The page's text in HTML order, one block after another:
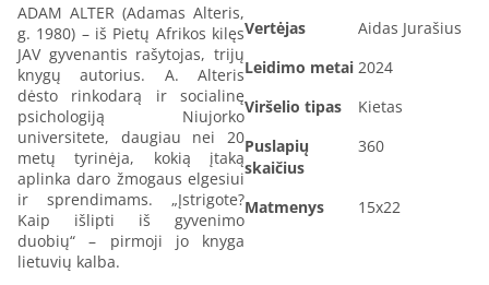
ADAM ALTER (Adamas Alteris,
g. 1980) – iš Pietų Afrikos kilęs
JAV gyvenantis rašytojas, trijų
knygų autorius. A. Alteris
dėsto rinkodarą ir socialinę
psichologiją Niujorko
universitete, daugiau nei 20
metų tyrinėja, kokią įtaką
aplinka daro žmogaus elgesiui
ir sprendimams. „Įstrigote?
Kaip išlipti iš gyvenimo
duobių“ – pirmoji jo knyga
lietuvių kalba.
Vertėjas
Aidas Jurašius
Leidimo metai 2024
Viršelio tipas
Kietas
Puslapių
skaičius
360
Matmenys 15x22